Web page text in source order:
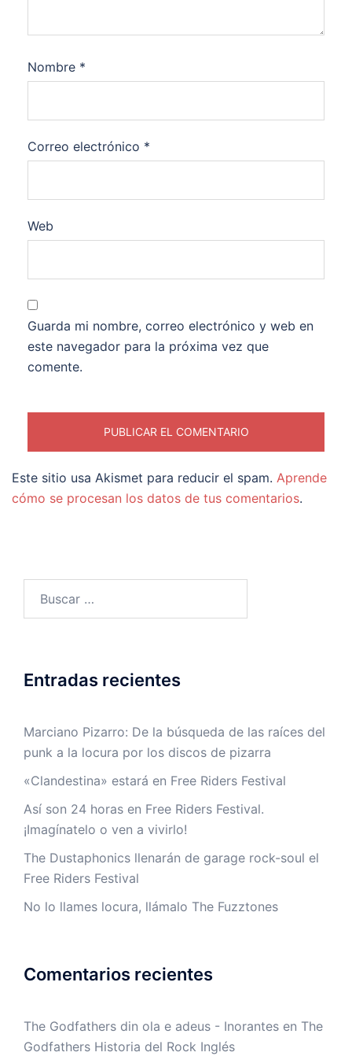
Nombre *
Correo electrónico *
Web
Guarda mi nombre, correo electrónico y web en
este navegador para la próxima vez que
comente.
Este sitio usa Akismet para reducir el spam. Aprende
cómo se procesan los datos de tus comentarios.
Entradas recientes
Marciano Pizarro: De la búsqueda de las raíces del
punk a la locura por los discos de pizarra
«Clandestina» estará en Free Riders Festival
Así son 24 horas en Free Riders Festival.
¡Imagínatelo o ven a vivirlo!
The Dustaphonics llenarán de garage rock-soul el
Free Riders Festival
No lo llames locura, llámalo The Fuzztones
Comentarios recientes
The Godfathers din ola e adeus - Inorantes en The
Godfathers Historia del Rock Inglés